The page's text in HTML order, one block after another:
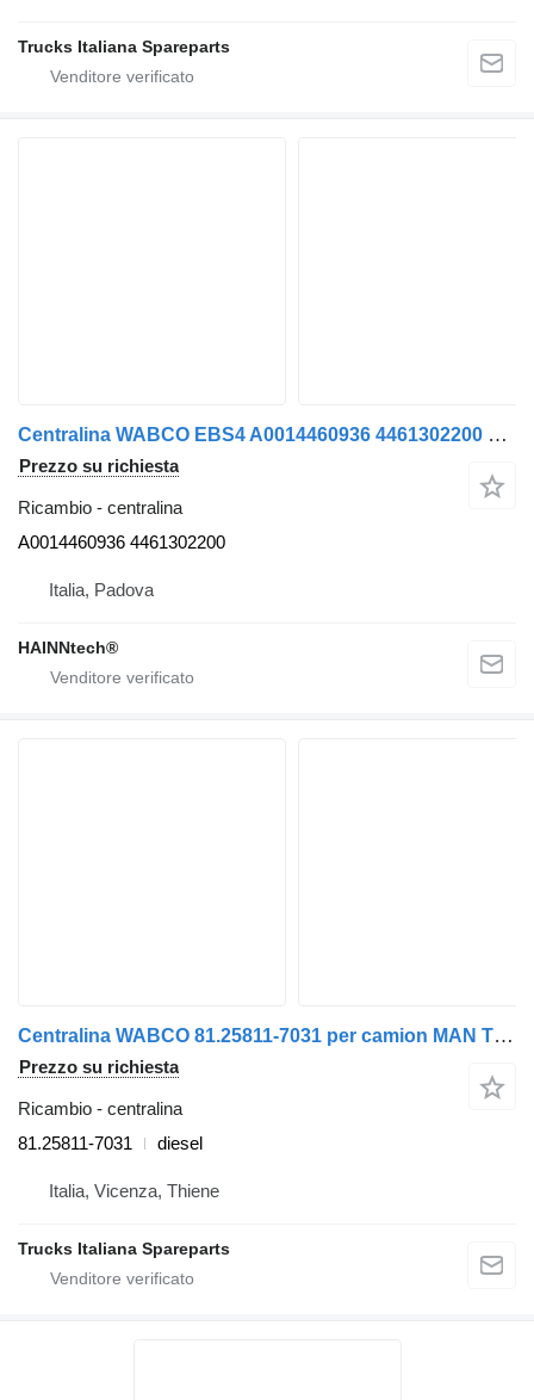
Trucks Italiana Spareparts
Centralina WABCO EBS4 A0014460936 4461302200 per camion Mercedes-Benz ACTROS AROCS E6
Prezzo su richiesta
Ricambio - centralina
A0014460936 4461302200
Italia, Padova
HAINNtech®
Centralina WABCO 81.25811-7031 per camion MAN TGX euro 6
Prezzo su richiesta
Ricambio - centralina
81.25811-7031
diesel
Italia, Vicenza, Thiene
Trucks Italiana Spareparts